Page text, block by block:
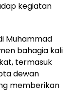
kegiatan
Muhammad
bahagia kali
termasuk
dewan
memberikan